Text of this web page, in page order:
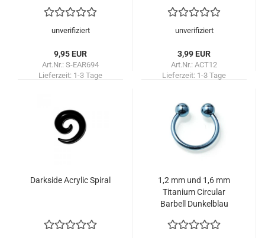
unverifiziert
9,95 EUR
Art.Nr.: S-EAR694
Lieferzeit: 1-3 Tage
unverifiziert
3,99 EUR
Art.Nr.: ACT12
Lieferzeit: 1-3 Tage
Darkside Acrylic Spiral
1,2 mm und 1,6 mm
Titanium Circular
Barbell Dunkelblau